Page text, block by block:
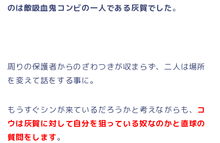
のは敵吸血鬼コンビの一人である灰賀でした。
周りの保護者からのざわつきが収まらず、二人は場所
を変えて話をする事に。
もうすぐシンが来ているだろうかと考えながらも、 コ
ウは灰賀に対して自分を狙っている奴なのかと直球の
質問をします。